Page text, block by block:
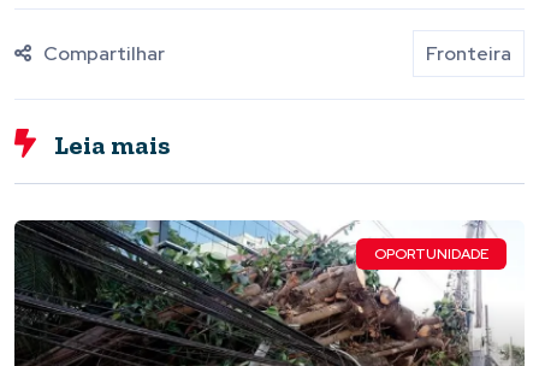
Compartilhar Fronteira
Leia mais
OPORTUNIDADE